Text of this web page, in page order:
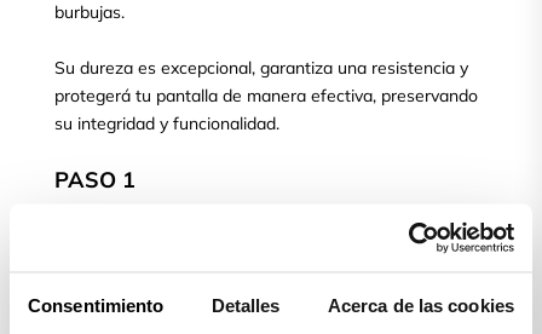
Consentimiento Detalles Acerca de las cookies
burbujas.
Su dureza es excepcional, garantiza una resistencia y
protegerá tu pantalla de manera efectiva, preservando
su integridad y funcionalidad.
PASO 1
húmeda (Wet) y posteriormente secamos con la toallita